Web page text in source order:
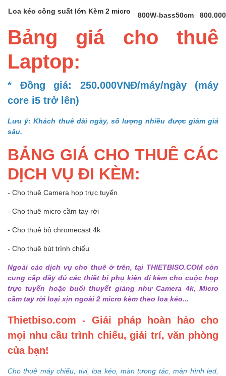
Loa kéo công suất lớn Kèm 2 micro
800W-bass50cm
Bảng giá cho thuê
Laptop:
* Đồng giá: 250.000VNĐ/máy/ngày (máy
core i5 trở lên)
Lưu ý: Khách thuê dài ngày, số lượng nhiều được giảm giá
sâu.
BẢNG GIÁ CHO THUÊ CÁC
DỊCH VỤ ĐI KÈM:
- Cho thuê Camera họp trực tuyến
- Cho thuê micro cầm tay rời
- Cho thuê bộ chromecast 4k
- Cho thuê bút trình chiếu
Ngoài các dịch vụ cho thuê ở trên, tại THIETBISO.COM còn
cung cấp đầy đủ các thiết bị phụ kiện đi kèm cho cuộc họp
trực tuyến hoặc buổi thuyết giảng như Camera 4k, Micro
cầm tay rời loại xịn ngoài 2 micro kèm theo loa kéo...
Thietbiso.com - Giải pháp hoàn hảo cho
mọi nhu cầu trình chiếu, giải trí, văn phòng
của bạn!
Cho thuê máy chiếu, tivi, loa kéo, màn tương tác, màn hình led,